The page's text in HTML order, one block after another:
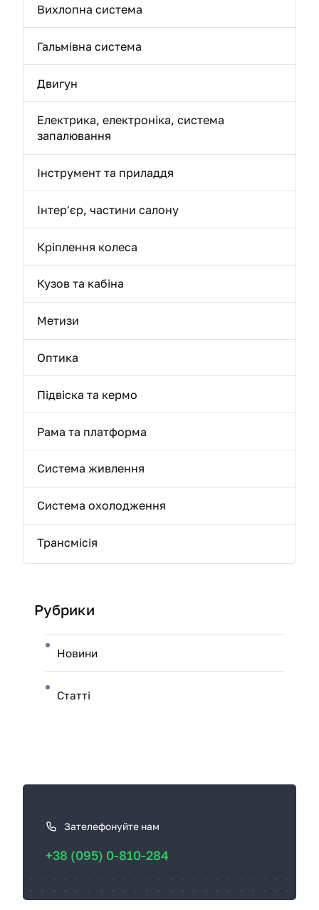
Вихлопна система
Гальмівна система
Двигун
Електрика, електроніка, система
запалювання
Інструмент та приладдя
Інтер'єр, частини салону
Кріплення колеса
Кузов та кабіна
Метизи
Оптика
Підвіска та кермо
Рама та платформа
Система живлення
Система охолодження
Трансмісія
Рубрики
Новини
Статті
з
Зателефонуйте нам
+38 (095) 0-810-284